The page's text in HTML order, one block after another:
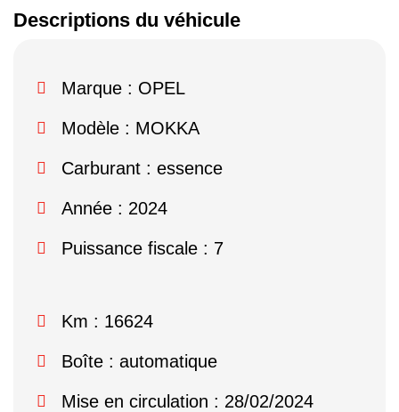
Descriptions du véhicule
Marque : OPEL
Modèle : MOKKA
Carburant : essence
Année : 2024
Puissance fiscale : 7
Km : 16624
Boîte : automatique
Mise en circulation : 28/02/2024